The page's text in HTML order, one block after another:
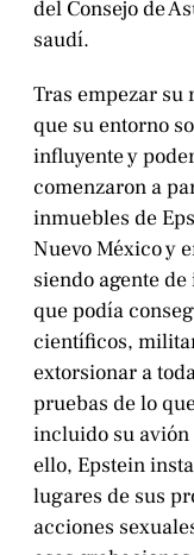
del Consejo de
saudí.
Tras empezar
que su entorno
influyente y
comenzaron a
inmuebles de
Nuevo México y
siendo agente
que podía
científicos,
extorsionar a
pruebas de lo
incluido su avión
ello, Epstein
lugares de sus
acciones